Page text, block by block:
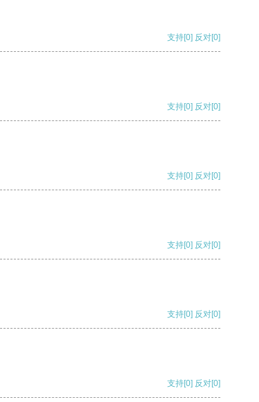
支持[0] 反对[0]
支持[0] 反对[0]
支持[0] 反对[0]
支持[0] 反对[0]
支持[0] 反对[0]
支持[0] 反对[0]